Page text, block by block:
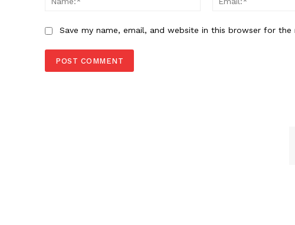
Save my name, email, and website in this browser for